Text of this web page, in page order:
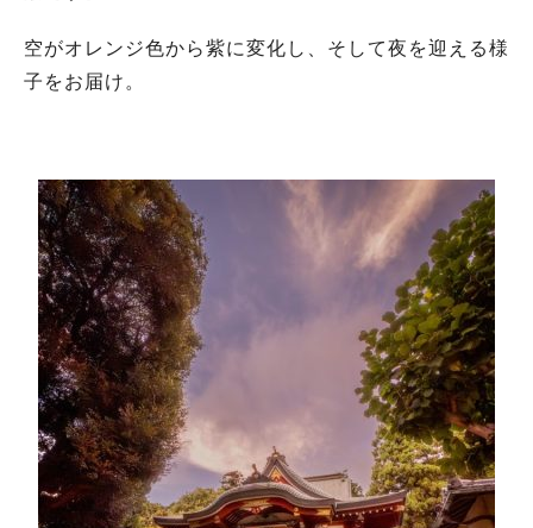
空がオレンジ色から紫に変化し、そして夜を迎える様
子をお届け。